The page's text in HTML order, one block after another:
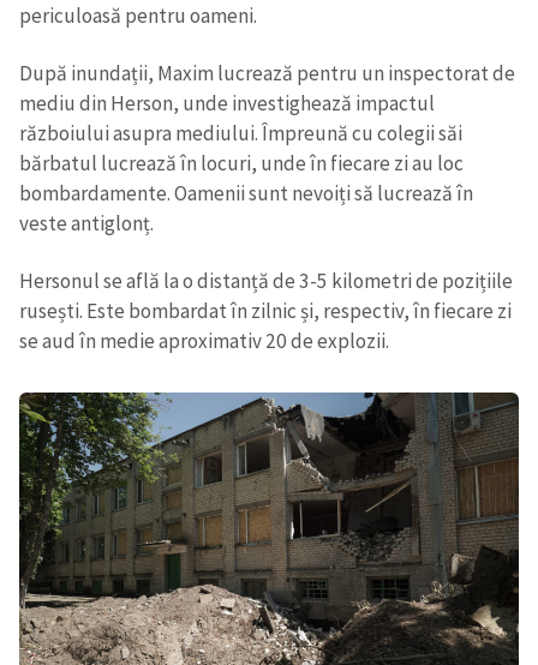
periculoasă pentru oameni.
După inundații, Maxim lucrează pentru un inspectorat de
mediu din Herson, unde investighează impactul
războiului asupra mediului. Împreună cu colegii săi
bărbatul lucrează în locuri, unde în fiecare zi au loc
bombardamente. Oamenii sunt nevoiți să lucrează în
veste antiglonț.
Hersonul se află la o distanță de 3-5 kilometri de pozițiile
rusești. Este bombardat în zilnic și, respectiv, în fiecare zi
se aud în medie aproximativ 20 de explozii.